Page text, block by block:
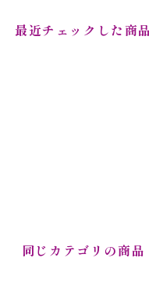
最近チェックした商品
同じカテゴリの商品